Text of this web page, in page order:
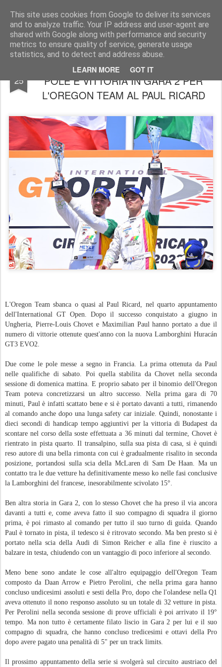
This site uses cookies from Google to deliver its services
and to analyze traffic. Your IP address and user-agent are
shared with Google along with performance and security
metrics to ensure quality of service, generate usage
statistics, and to detect and address abuse.
LEARN MORE GOT IT
AutoMotoCorse. Motorsport Random News 280912
25
INTERNATIONAL GT OPEN / DOPPIA
POLE E VITTORIA IN GARA 2 PER
L'OREGON TEAM AL PAUL RICARD
L'Oregon Team sbanca o quasi al Paul Ricard, nel quarto appuntamento
dell'International GT Open. Dopo il successo conquistato a giugno in
Ungheria, Pierre-Louis Chovet e Maximilian Paul hanno portato a due il
numero di vittorie ottenute quest'anno con la nuova Lamborghini Huracán
GT3 EVO2.
Due come le pole messe a segno in Francia. La prima ottenuta da Paul
nelle qualifiche di sabato. Poi quella stabilita da Chovet nella seconda
sessione di domenica mattina. E proprio sabato per il binomio dell'Oregon
Team poteva concretizzarsi un altro successo. Nella prima gara di 70
minuti, Paul è infatti scattato bene e si è portato davanti a tutti, rimanendo
al comando anche dopo una lunga safety car iniziale. Quindi, nonostante i
dieci secondi di handicap tempo aggiuntivi per la vittoria di Budapest da
scontare nel corso della soste effettuata a 36 minuti dal termine, Chovet è
rientrato in pista quarto. Il transalpino, sulla sua pista di casa, si è quindi
reso autore di una bella rimonta con cui è gradualmente risalito in seconda
posizione, portandosi sulla scia della McLaren di Sam De Haan. Ma un
contatto tra le due vetture ha definitivamente messo ko nelle fasi conclusive
la Lamborghini del francese, inesorabilmente scivolato 15°.
Ben altra storia in Gara 2, con lo stesso Chovet che ha preso il via ancora
davanti a tutti e, come aveva fatto il suo compagno di squadra il giorno
prima, è poi rimasto al comando per tutto il suo turno di guida. Quando
Paul è tornato in pista, il tedesco si è ritrovato secondo. Ma ben presto si è
portato nella scia della Audi di Simon Reicher e alla fine è riuscito a
balzare in testa, chiudendo con un vantaggio di poco inferiore al secondo.
Meno bene sono andate le cose all'altro equipaggio dell'Oregon Team
composto da Daan Arrow e Pietro Perolini, che nella prima gara hanno
concluso undicesimi assoluti e sesti della Pro, dopo che l'olandese nella Q1
aveva ottenuto il nono responso assoluto su un totale di 32 vetture in pista.
Per Perolini nella seconda sessione di prove ufficiali è poi arrivato il 19°
tempo. Ma non tutto è certamente filato liscio in Gara 2 per lui e il suo
compagno di squadra, che hanno concluso tredicesimi e ottavi della Pro
dopo avere pagato una penalità di 5" per un track limits.
Il prossimo appuntamento della serie si svolgerà sul circuito austriaco del